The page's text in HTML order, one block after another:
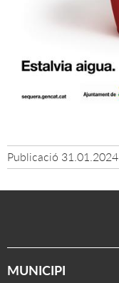
Publicació 31.01.2024
MUNICIPI